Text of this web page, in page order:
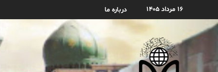
۱۶ مرداد ۱۴۰۵ درباره ما